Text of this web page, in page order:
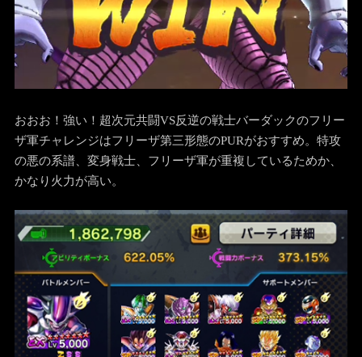
おおお！強い！超次元共闘VS反逆の戦士バーダックのフリー
ザ軍チャレンジはフリーザ第三形態のPURがおすすめ。特攻
の悪の系譜、変身戦士、フリーザ軍が重複しているためか、
かなり火力が高い。